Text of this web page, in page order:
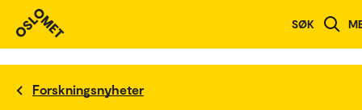
SØK
Forskningsnyheter